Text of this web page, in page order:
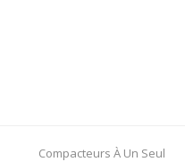
next
Compacteurs À Un Seul